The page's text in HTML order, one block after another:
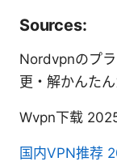
Sources:
Nordvpnのプ
更・解かんた
Wvpn下载
国内VPN推荐